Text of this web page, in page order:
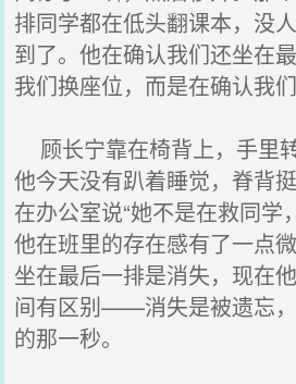
排同学都在低头翻课本，没
到了。他在确认我们还坐在
我们换座位，而是在确认我们
顾长宁靠在椅背上，手里
他今天没有趴着睡觉，脊背
在办公室说“她不是在救同学
他在班里的存在感有了一点
坐在最后一排是消失，现在
间有区别——消失是被遗忘
的那一秒。